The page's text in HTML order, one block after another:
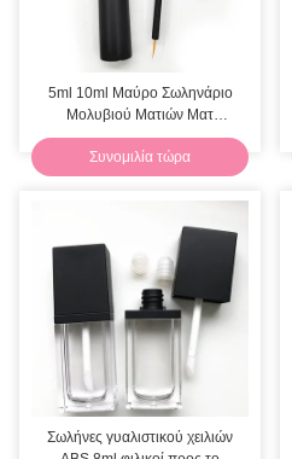
5ml 10ml Μαύρο Σωληνάριο
Μολυβιού Ματιών Ματ
Γυαλιστερό Άδειο Μπουκαλάκι
Μάσκαρα
Συνομιλία τώρα
Σωλήνες γυαλιστικού χειλιών